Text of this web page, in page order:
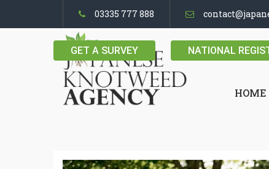
03335 777 888
GET A SURVEY NATIONAL
HOME